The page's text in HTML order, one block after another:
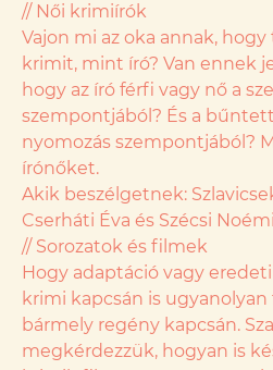
// Női krimiírók
Vajon mi az oka annak,
krimit, mint író? Van ennek
hogy az író férfi vagy nő a
szempontjából? És a
nyomozás szempontjából?
írónőket.
Akik beszélgetnek:
Cserháti Éva és Szécsi Noémi
// Sorozatok és filmek
Hogy adaptáció vagy
krimi kapcsán is
bármely regény kapcsán.
megkérdezzük, hogyan is